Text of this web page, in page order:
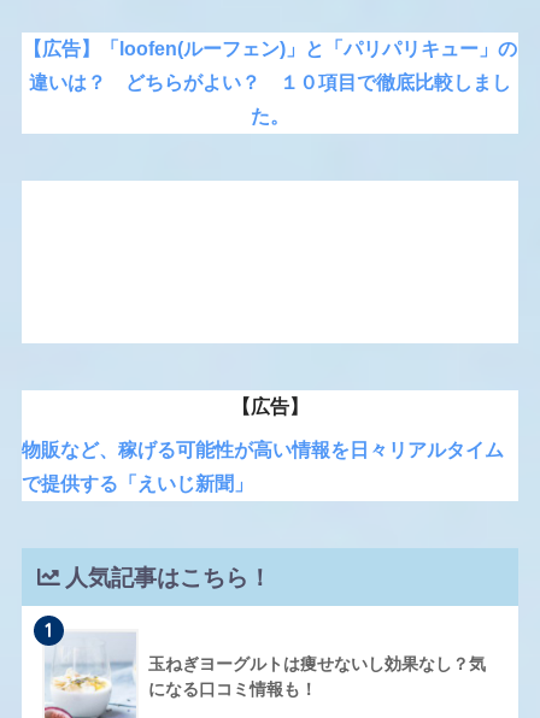
【広告】「loofen(ルーフェン)」と「パリパリキュー」の
違いは？ どちらがよい？ １０項目で徹底比較しまし
た。
【広告】
物販など、稼げる可能性が高い情報を日々リアルタイム
で提供する「えいじ新聞」
人気記事はこちら！
1
玉ねぎヨーグルトは痩せないし効果なし？気
になる口コミ情報も！